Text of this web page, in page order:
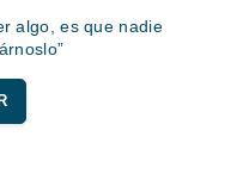
algo, es que nadie